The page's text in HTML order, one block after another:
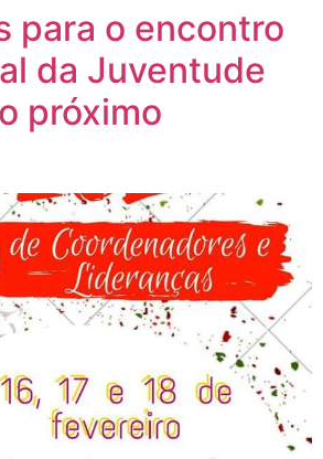
para o encontro
da Juventude
próximo